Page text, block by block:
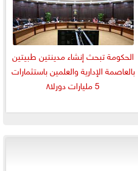
الحكومة تبحث إنشاء مدينتين طبيتين
بالعاصمة الإدارية والعلمين باستثمارات
5 مليارات دورلا٨